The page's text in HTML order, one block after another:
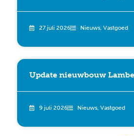
27 juli 2026 Nieuws, Vastgoed
Update nieuwbouw
9 juli 2026 Nieuws, Vastgoed